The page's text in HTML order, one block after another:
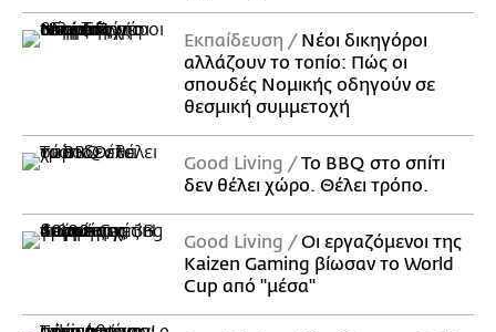
Εκπαίδευση
Νέοι δικηγόροι
αλλάζουν το τοπίο: Πώς οι
σπουδές Νομικής οδηγούν σε
θεσμική συμμετοχή
Good Living
Το BBQ στο σπίτι
δεν θέλει χώρο. Θέλει τρόπο.
Good Living
Οι εργαζόμενοι της
Kaizen Gaming βίωσαν το World
Cup από "μέσα"